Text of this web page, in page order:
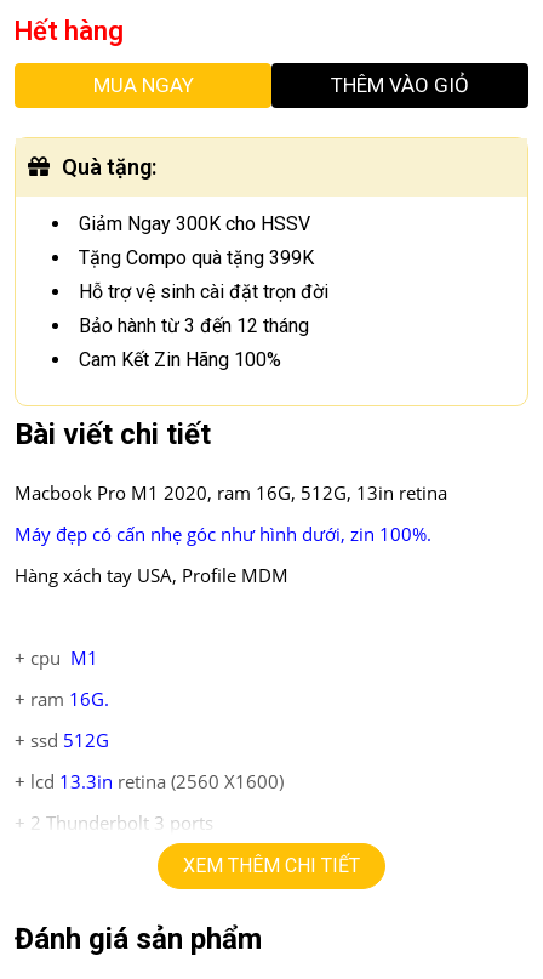
Hết hàng
MUA NGAY THÊM VÀO GIỎ
Quà tặng:
Giảm Ngay 300K cho HSSV
Tặng Compo quà tặng 399K
Hỗ trợ vệ sinh cài đặt trọn đời
Bảo hành từ 3 đến 12 tháng
Cam Kết Zin Hãng 100%
Bài viết chi tiết
Macbook Pro M1 2020, ram 16G, 512G, 13in retina
Máy đẹp có cấn nhẹ góc như hình dưới, zin 100%.
Hàng xách tay USA, Profile MDM
+ cpu M1
+ ram 16G.
+ ssd 512G
+ lcd 13.3in retina (2560 X1600)
+ 2 Thunderbolt 3 ports
💻LAPTOP TRIỀU PHÁT • UY TÍN • CHẤT LƯỢNG • GIÁ
XEM THÊM CHI TIẾT
Đánh giá sản phẩm